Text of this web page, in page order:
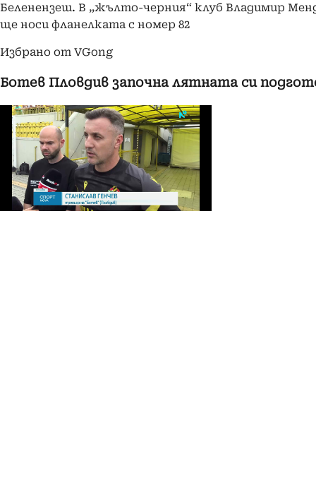
Беленензеш. В „жълто-черния“ клуб Владимир
ще носи фланелката с номер 82
Избрано от VGong
Ботев Пловдив започна лятната си